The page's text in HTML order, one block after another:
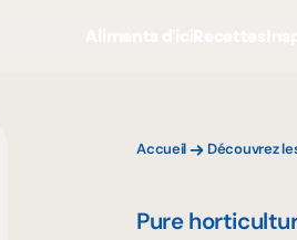
Accueil Découvrez
Pure